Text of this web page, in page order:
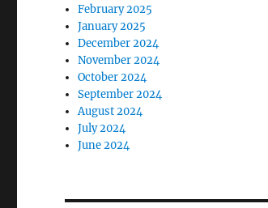
February 2025
January 2025
December 2024
November 2024
October 2024
September 2024
August 2024
July 2024
June 2024